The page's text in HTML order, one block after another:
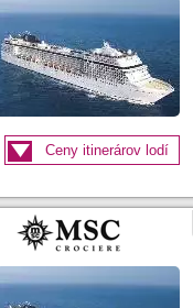
Ceny itinerárov lodí